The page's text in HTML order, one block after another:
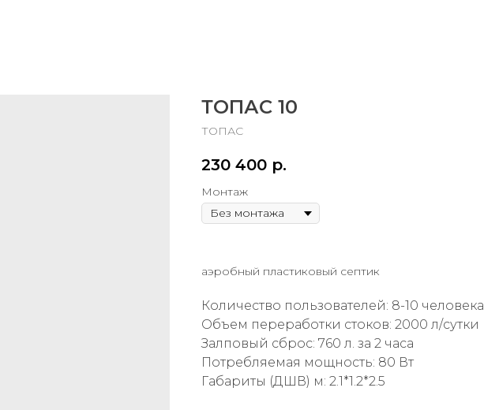
ТОПАС 10
ТОПАС
230 400 р.
Монтаж
аэробный пластиковый септик
Количество пользователей: 8-10 человека
Объем переработки стоков: 2000 л/сутки
Залповый сброс: 760 л. за 2 часа
Потребляемая мощность: 80 Вт
Габариты (ДШВ) м: 2.1*1.2*2.5